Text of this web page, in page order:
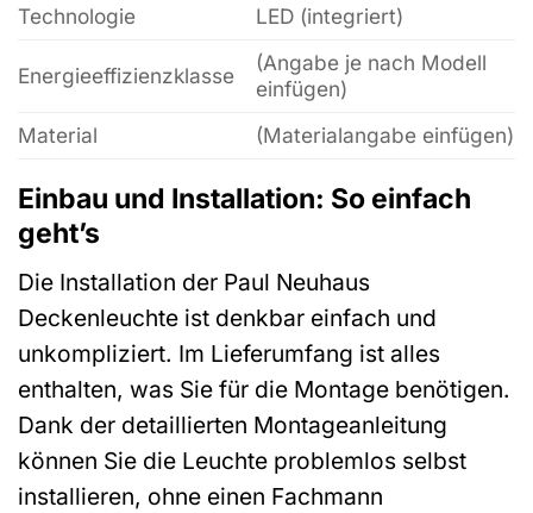
Technologie
LED (integriert)
Energieeffizienzklasse
(Angabe je nach Modell
einfügen)
Material
(Materialangabe einfügen)
Einbau und Installation: So einfach
geht’s
Die Installation der Paul Neuhaus
Deckenleuchte ist denkbar einfach und
unkompliziert. Im Lieferumfang ist alles
enthalten, was Sie für die Montage benötigen.
Dank der detaillierten Montageanleitung
können Sie die Leuchte problemlos selbst
installieren, ohne einen Fachmann